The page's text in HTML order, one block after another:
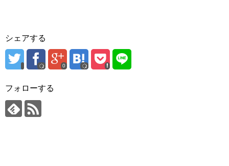
シェアする
0
フォローする